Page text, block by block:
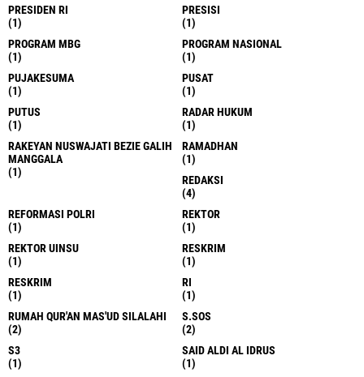
PRESIDEN RI
(1)
PRESISI
(1)
PROGRAM MBG
(1)
PROGRAM NASIONAL
(1)
PUJAKESUMA
(1)
PUSAT
(1)
PUTUS
(1)
RADAR HUKUM
(1)
RAKEYAN NUSWAJATI BEZIE GALIH
MANGGALA
(1)
RAMADHAN
(1)
REDAKSI
(4)
REFORMASI POLRI
(1)
REKTOR
(1)
REKTOR UINSU
(1)
RESKRIM
(1)
RESKRIM
(1)
RI
(1)
RUMAH QUR'AN MAS'UD SILALAHI
(2)
S.SOS
(2)
S3
(1)
SAID ALDI AL IDRUS
(1)